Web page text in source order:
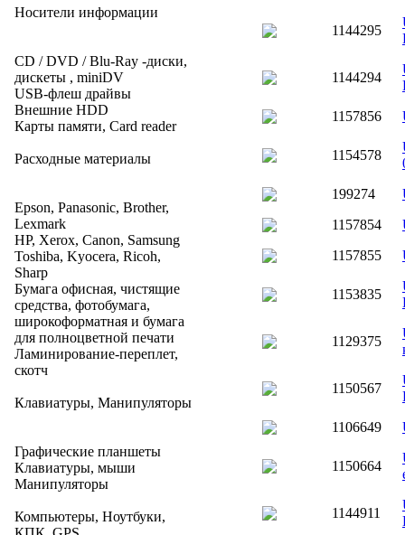
Носители информации
CD / DVD / Blu-Ray -диски,
дискеты , miniDV
USB-флеш драйвы
Внешние HDD
Карты памяти, Card reader
Расходные материалы
Epson, Panasonic, Brother,
Lexmark
HP, Xerox, Canon, Samsung
Toshiba, Kyocera, Ricoh,
Sharp
Бумага офисная, чистящие
средства, фотобумага,
широкоформатная и бумага
для полноцветной печати
Ламинирование-переплет,
скотч
Клавиатуры, Манипуляторы
Графические планшеты
Клавиатуры, мыши
Манипуляторы
Компьютеры, Ноутбуки,
1144295
1144294
1157856
1154578
199274
1157854
1157855
1153835
1129375
1150567
1106649
1150664
1144911